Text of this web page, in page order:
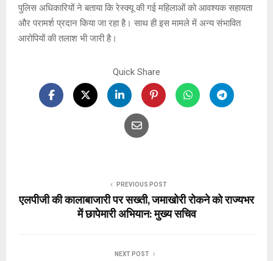
पुलिस अधिकारियों ने बताया कि रेस्क्यू की गई महिलाओं को आवश्यक सहायता
और परामर्श प्रदान किया जा रहा है। साथ ही इस मामले में अन्य संभावित
आरोपियों की तलाश भी जारी है।
Quick Share
PREVIOUS POST
एलपीजी की कालाबाजारी पर सख्ती, जमाखोरी रोकने को राज्यभर
में छापेमारी अभियान: मुख्य सचिव
NEXT POST